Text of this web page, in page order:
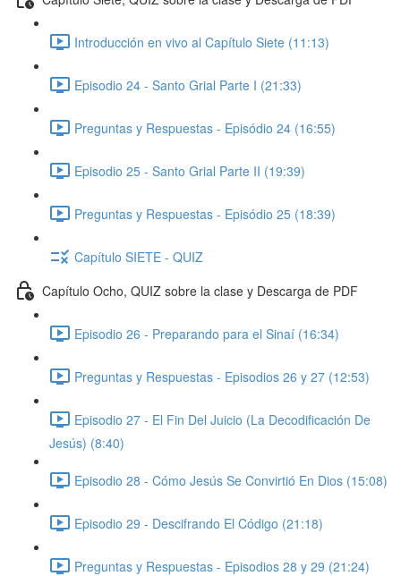
Introducción en vivo al Capítulo Siete (11:13)
Episodio 24 - Santo Grial Parte I (21:33)
Preguntas y Respuestas - Episódio 24 (16:55)
Episodio 25 - Santo Grial Parte II (19:39)
Preguntas y Respuestas - Episódio 25 (18:39)
Capítulo SIETE - QUIZ
Capítulo Ocho, QUIZ sobre la clase y Descarga de PDF
Episodio 26 - Preparando para el Sinaí (16:34)
Preguntas y Respuestas - Episodios 26 y 27 (12:53)
Episodio 27 - El Fin Del Juicio (La Decodificación De
Jesús) (8:40)
Episodio 28 - Cómo Jesús Se Convirtió En Dios (15:08)
Episodio 29 - Descifrando El Código (21:18)
Preguntas y Respuestas - Episodios 28 y 29 (21:24)